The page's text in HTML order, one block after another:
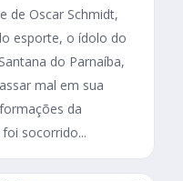
de Oscar Schmidt,
esporte, o ídolo do
do Parnaíba,
mal em sua
da
socorrido...